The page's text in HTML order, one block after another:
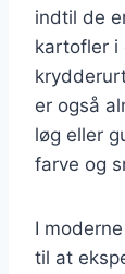
indtil de
kartofler i
er også
løg eller
farve og
I
til at